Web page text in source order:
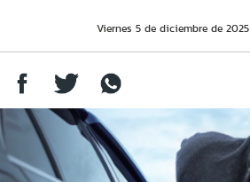
Viernes 5 de diciembre de 2025